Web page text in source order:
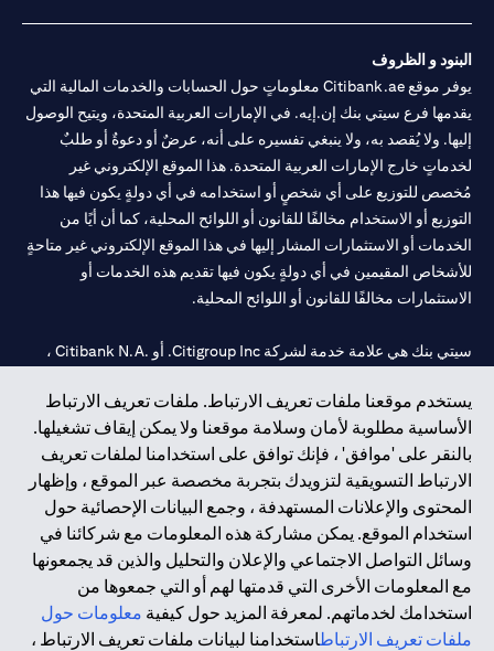
يستخدم موقعنا ملفات تعريف الارتباط. ملفات تعريف الارتباط
الأساسية مطلوبة لأمان وسلامة موقعنا ولا يمكن إيقاف تشغيلها.
بالنقر على 'موافق' ، فإنك توافق على استخدامنا لملفات تعريف
الارتباط التسويقية لتزويدك بتجربة مخصصة عبر الموقع ، وإظهار
المحتوى والإعلانات المستهدفة ، وجمع البيانات الإحصائية حول
استخدام الموقع. يمكن مشاركة هذه المعلومات مع شركائنا في
وسائل التواصل الاجتماعي والإعلان والتحليل والذين قد يجمعونها
مع المعلومات الأخرى التي قدمتها لهم أو التي جمعوها من
استخدامك لخدماتهم. لمعرفة المزيد حول كيفية معلومات حول
ملفات تعريف الارتباطاستخدامنا لبيانات ملفات تعريف الارتباط ،
البنود و الظروف
يوفر موقع Citibank.ae معلوماتٍ حول الحسابات والخدمات المالية التي
يقدمها فرع سيتي بنك إن.إيه. في الإمارات العربية المتحدة، ويتيح الوصول
إليها. ولا يُقصد به، ولا ينبغي تفسيره على أنه، عرضٌ أو دعوةٌ أو طلبٌ
لخدماتٍ خارج الإمارات العربية المتحدة. هذا الموقع الإلكتروني غير
مُخصص للتوزيع على أي شخصٍ أو استخدامه في أي دولةٍ يكون فيها هذا
التوزيع أو الاستخدام مخالفًا للقانون أو اللوائح المحلية، كما أن أيًا من
الخدمات أو الاستثمارات المشار إليها في هذا الموقع الإلكتروني غير متاحةٍ
للأشخاص المقيمين في أي دولةٍ يكون فيها تقديم هذه الخدمات أو
الاستثمارات مخالفًا للقانون أو اللوائح المحلية.
سيتي بنك هي علامة خدمة لشركة Citigroup Inc. أو .Citibank N.A ،
سيتي بنك إن. إيه. الإمارات مسجل لدى مصرف الإمارات المركزي تحت
أرقام التراخيص 202563 لفرع الوصل في دبي، 531989 لفرع مول
الإمارات في دبي، و CN-1002019 لفرع أبوظبي. هاتف: 4000 311 04.
فرع سيتي بنك إن إيه - الإمارات العربية المتحدة مرخص من مصرف
الإمارات العربية المتحدة المركزي كفرع لبنك أجنبي.
سيتي بنك إن إيه الإمارات العربية المتحدة مرخص من هيئة الأوراق المالية
والسلع في الإمارات العربية المتحدة ("SCA") للقيام بالنشاط المالي لـ أ)
الاستشارات المالية والتعريف والترويج بموجب ترخيص رقم
20200000097 ب) وسيط تداول في الأسواق الدولية بموجب ترخيص